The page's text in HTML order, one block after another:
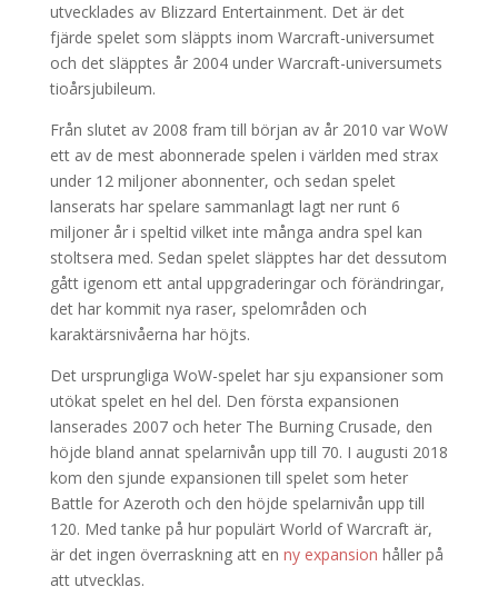
utvecklades av Blizzard Entertainment. Det är det
fjärde spelet som släppts inom Warcraft-universumet
och det släpptes år 2004 under Warcraft-universumets
tioårsjubileum.
Från slutet av 2008 fram till början av år 2010 var WoW
ett av de mest abonnerade spelen i världen med strax
under 12 miljoner abonnenter, och sedan spelet
lanserats har spelare sammanlagt lagt ner runt 6
miljoner år i speltid vilket inte många andra spel kan
stoltsera med. Sedan spelet släpptes har det dessutom
gått igenom ett antal uppgraderingar och förändringar,
det har kommit nya raser, spelområden och
karaktärsnivåerna har höjts.
Det ursprungliga WoW-spelet har sju expansioner som
utökat spelet en hel del. Den första expansionen
lanserades 2007 och heter The Burning Crusade, den
höjde bland annat spelarnivån upp till 70. I augusti 2018
kom den sjunde expansionen till spelet som heter
Battle for Azeroth och den höjde spelarnivån upp till
120. Med tanke på hur populärt World of Warcraft är,
är det ingen överraskning att en ny expansion håller på
att utvecklas.